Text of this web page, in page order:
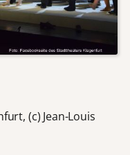
(c) Jean-Louis